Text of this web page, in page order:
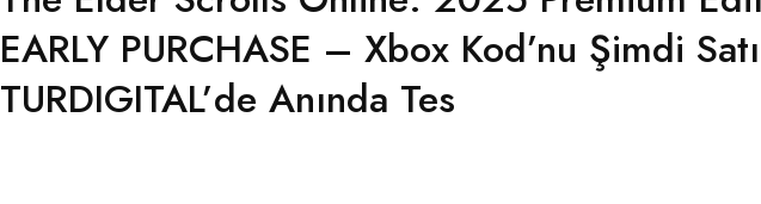
EARLY PURCHASE – Xbox Kod’nu Şimdi
TURDIGITAL’de Anında Tes